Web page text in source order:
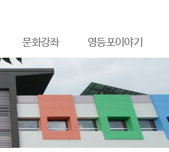
문화강좌 영등포이야기